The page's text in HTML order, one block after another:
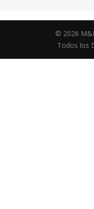
© 2026
Todos los